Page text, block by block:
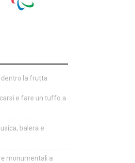
dentro la frutta
e fare un tuffo a
balera e
monumentali a